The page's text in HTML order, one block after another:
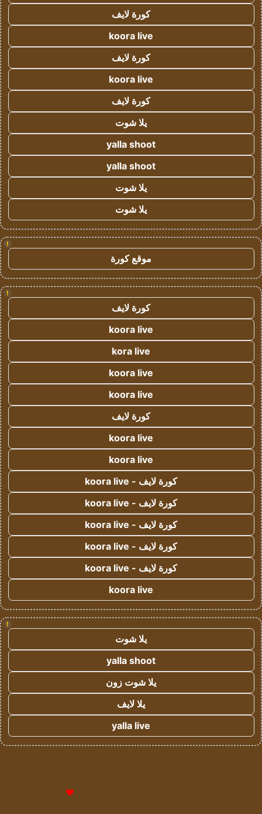
كورة لايف
koora live
كورة لايف
koora live
كورة لايف
يلا شوت
yalla shoot
yalla shoot
يلا شوت
يلا شوت
!
موقع كورة
!
كورة لايف
koora live
kora live
koora live
koora live
كورة لايف
koora live
koora live
كورة لايف - koora live
كورة لايف - koora live
كورة لايف - koora live
كورة لايف - koora live
كورة لايف - koora live
koora live
!
يلا شوت
yalla shoot
يلا شوت زون
يلا لايف
yalla live